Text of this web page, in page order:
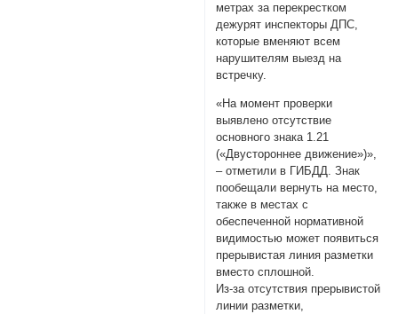
метрах за перекрестком
дежурят инспекторы ДПС,
которые вменяют всем
нарушителям выезд на
встречку.
«На момент проверки
выявлено отсутствие
основного знака 1.21
(«Двустороннее движение»)»,
– отметили в ГИБДД. Знак
пообещали вернуть на место,
также в местах с
обеспеченной нормативной
видимостью может появиться
прерывистая линия разметки
вместо сплошной.
Из-за отсутствия прерывистой
линии разметки,